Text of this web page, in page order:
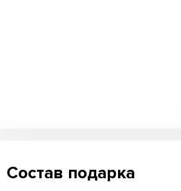
Состав подарка